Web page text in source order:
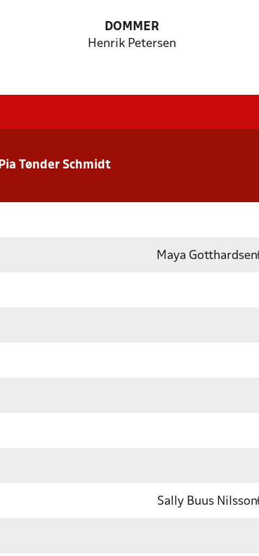
DOMMER
Henrik Petersen
Pia Tønder Schmidt
Maya Gotthardsen
Sally Buus Nilsson